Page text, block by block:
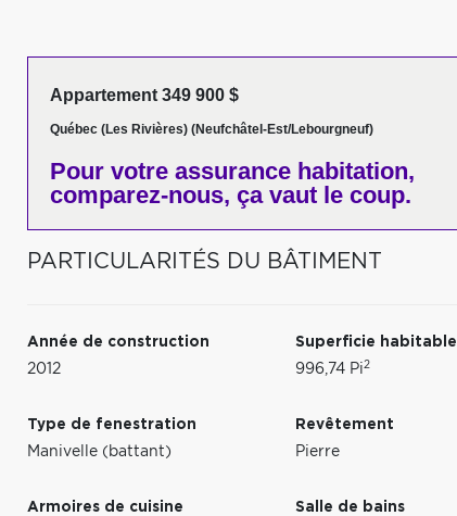
Appartement 349 900 $
Québec (Les Rivières) (Neufchâtel-Est/Lebourgneuf)
Pour votre assurance habitation,
comparez-nous, ça vaut le coup.
PARTICULARITÉS DU BÂTIMENT
Année de construction
2012
Superficie habitable
996,74 Pi2
Type de fenestration
Manivelle (battant)
Revêtement
Pierre
Armoires de cuisine
Salle de bains